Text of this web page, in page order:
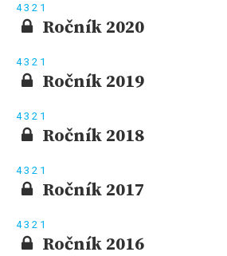
43 2 1
Ročník 2020
43 2 1
Ročník 2019
43 2 1
Ročník 2018
43 2 1
Ročník 2017
43 2 1
Ročník 2016